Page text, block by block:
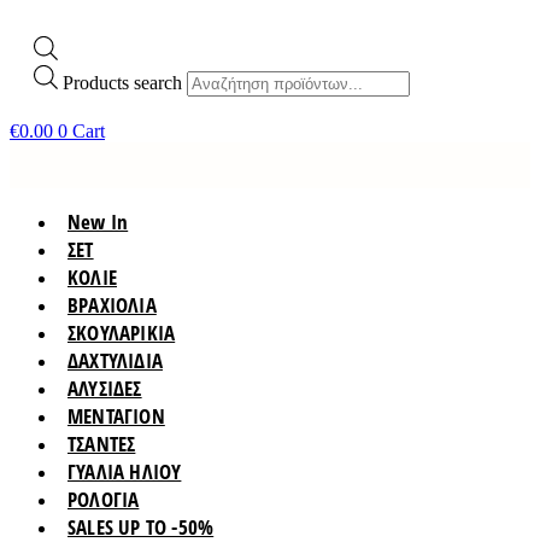
Products search
€0.00 0 Cart
New In
ΣΕΤ
ΚΟΛΙΕ
ΒΡΑΧΙΟΛΙΑ
ΣΚΟΥΛΑΡΙΚΙΑ
ΔΑΧΤΥΛΙΔΙΑ
ΑΛΥΣΙΔΕΣ
ΜΕΝΤΑΓΙΟΝ
ΤΣΑΝΤΕΣ
ΓΥΑΛΙΑ ΗΛΙΟΥ
ΡΟΛΟΓΙΑ
SALES UP TO -50%